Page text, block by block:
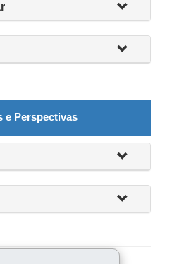
e Perspectivas